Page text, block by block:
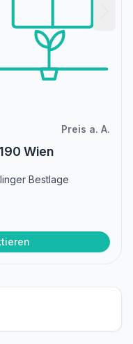
Preis a. A.
Wien
Bestlage